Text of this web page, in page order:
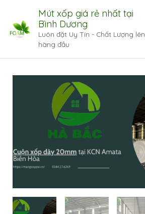
Mút xốp giá rẻ nhất tại
Bình Dương
Luôn đặt Uy Tín - Chất Lượng lên
hàng đầu